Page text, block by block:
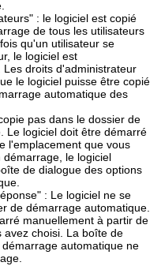
: le logiciel est copié
de tous les utilisateurs
qu'un utilisateur se
le logiciel est
droits d'administrateur
le logiciel puisse être copié
automatique des
pas dans le dossier de
Le logiciel doit être démarré
l'emplacement que vous
démarrage, le logiciel
de dialogue des options
: Le logiciel ne se
de démarrage automatique.
manuellement à partir de
avez choisi. La boîte de
automatique ne